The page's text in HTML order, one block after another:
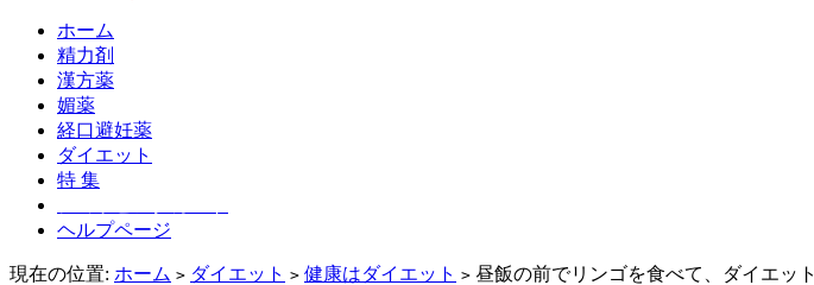
ホーム
精力剤
漢方薬
媚薬
経口避妊薬
ダイエット
特 集
ヘルプページ
現在の位置: ホーム > ダイエット > 健康はダイエット > 昼飯の前でリンゴを食べて、ダイエット